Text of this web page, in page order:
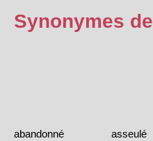
Synonymes de
abandonné
asseulé